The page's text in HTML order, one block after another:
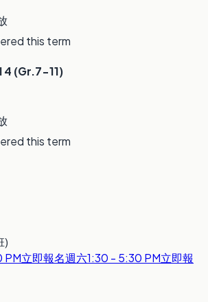
this term
4 (Gr.7-11)
this term
)
PM立即報名週六1:30 - 5:30 PM立即報